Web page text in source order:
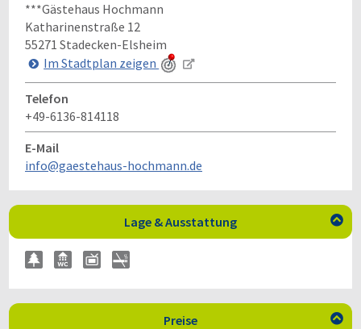
***Gästehaus Hochmann
Katharinenstraße 12
55271 Stadecken-Elsheim
Im Stadtplan zeigen
Telefon
+49-6136-814118
E-Mail
info@gaestehaus-hochmann.de
Lage & Ausstattung 
Preise 